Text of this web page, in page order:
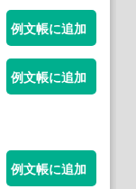
例文帳に追加
例文帳に追加
例文帳に追加